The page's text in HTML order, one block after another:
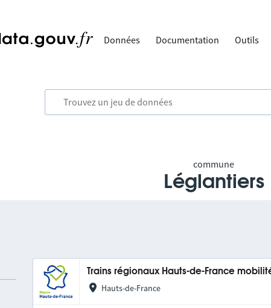
Données Documentation Outils
commune
Léglantiers
Trains régionaux Hauts-de-France
Hauts-de-France